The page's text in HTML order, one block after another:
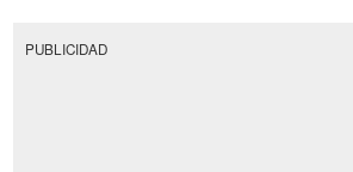
PUBLICIDAD